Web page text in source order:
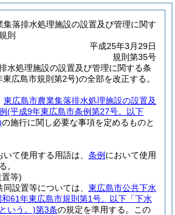
集落排水処理施設の設置及び管理に関す
則
平成25年3月29日
規則第35号
水処理施設の設置及び管理に関する条
広島市規則第2号)の全部を改正する。
東広島市農業集落排水処理施設の設置及
(平成9年東広島市条例第27号。以下
の施行に関し必要な事項を定めるものと
いて使用する用語は、 条例 において使用
。
等)
設置等については、 東広島市公共下水
61年東広島市規則第1号。以下「下水
いう。)第3条の規定を準用する。
この